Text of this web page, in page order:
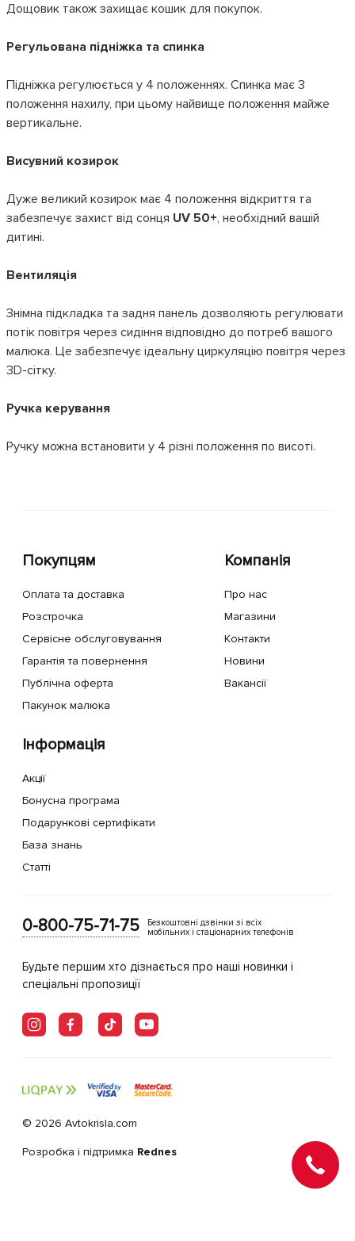
Дощовик також захищає кошик для покупок.
Регульована підніжка та спинка
Підніжка регулюється у 4 положеннях. Спинка має 3
положення нахилу, при цьому найвище положення майже
вертикальне.
Висувний козирок
Дуже великий козирок має 4 положення відкриття та
забезпечує захист від сонця UV 50+, необхідний вашій
дитині.
Вентиляція
Знімна підкладка та задня панель дозволяють регулювати
потік повітря через сидіння відповідно до потреб вашого
малюка. Це забезпечує ідеальну циркуляцію повітря через
3D-сітку.
Ручка керування
Ручку можна встановити у 4 різні положення по висоті.
Покупцям
Оплата та доставка
Розстрочка
Сервісне обслуговування
Гарантія та повернення
Публічна оферта
Пакунок малюка
Компанія
Про нас
Магазини
Контакти
Новини
Вакансії
Інформація
Акції
Бонусна програма
Подарункові сертифікати
База знань
Статті
0-800-75-71-75
Безкоштовні дзвінки зі всіх
мобільних і стаціонарних телефонів
Будьте першим хто дізнається про наші новинки і
спеціальні пропозиції
© 2026 Avtokrisla.com
Розробка і підтримка Rednes